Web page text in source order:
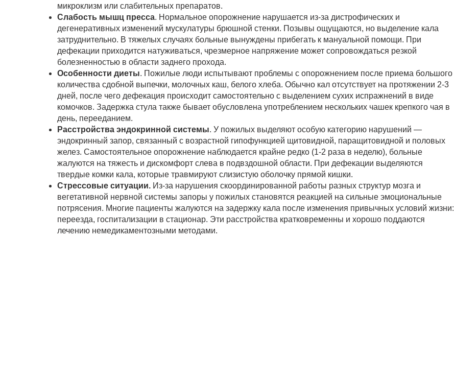
микроклизм или слабительных препаратов.
Слабость мышц пресса. Нормальное опорожнение нарушается из-за дистрофических и
дегенеративных изменений мускулатуры брюшной стенки. Позывы ощущаются, но выделение кала
затруднительно. В тяжелых случаях больные вынуждены прибегать к мануальной помощи. При
дефекации приходится натуживаться, чрезмерное напряжение может сопровождаться резкой
болезненностью в области заднего прохода.
Особенности диеты. Пожилые люди испытывают проблемы с опорожнением после приема большого
количества сдобной выпечки, молочных каш, белого хлеба. Обычно кал отсутствует на протяжении 2-3
дней, после чего дефекация происходит самостоятельно с выделением сухих испражнений в виде
комочков. Задержка стула также бывает обусловлена употреблением нескольких чашек крепкого чая в
день, перееданием.
Расстройства эндокринной системы. У пожилых выделяют особую категорию нарушений —
эндокринный запор, связанный с возрастной гипофункцией щитовидной, паращитовидной и половых
желез. Самостоятельное опорожнение наблюдается крайне редко (1-2 раза в неделю), больные
жалуются на тяжесть и дискомфорт слева в подвздошной области. При дефекации выделяются
твердые комки кала, которые травмируют слизистую оболочку прямой кишки.
Стрессовые ситуации. Из-за нарушения скоординированной работы разных структур мозга и
вегетативной нервной системы запоры у пожилых становятся реакцией на сильные эмоциональные
потрясения. Многие пациенты жалуются на задержку кала после изменения привычных условий жизни:
переезда, госпитализации в стационар. Эти расстройства кратковременны и хорошо поддаются
лечению немедикаментозными методами.